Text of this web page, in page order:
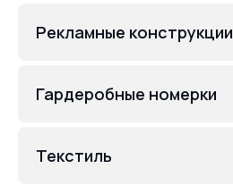
Рекламные конструкции
Гардеробные номерки
Текстиль